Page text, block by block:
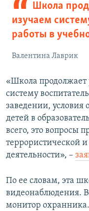
Школа
изучаем
работы в
Валентина Лаврик
«Школа продолжает
систему
заведении, условия
детей в
всего, это вопросы
террористической
деятельности», –
По ее словам, эта
видеонаблюдения.
монитор охранника.